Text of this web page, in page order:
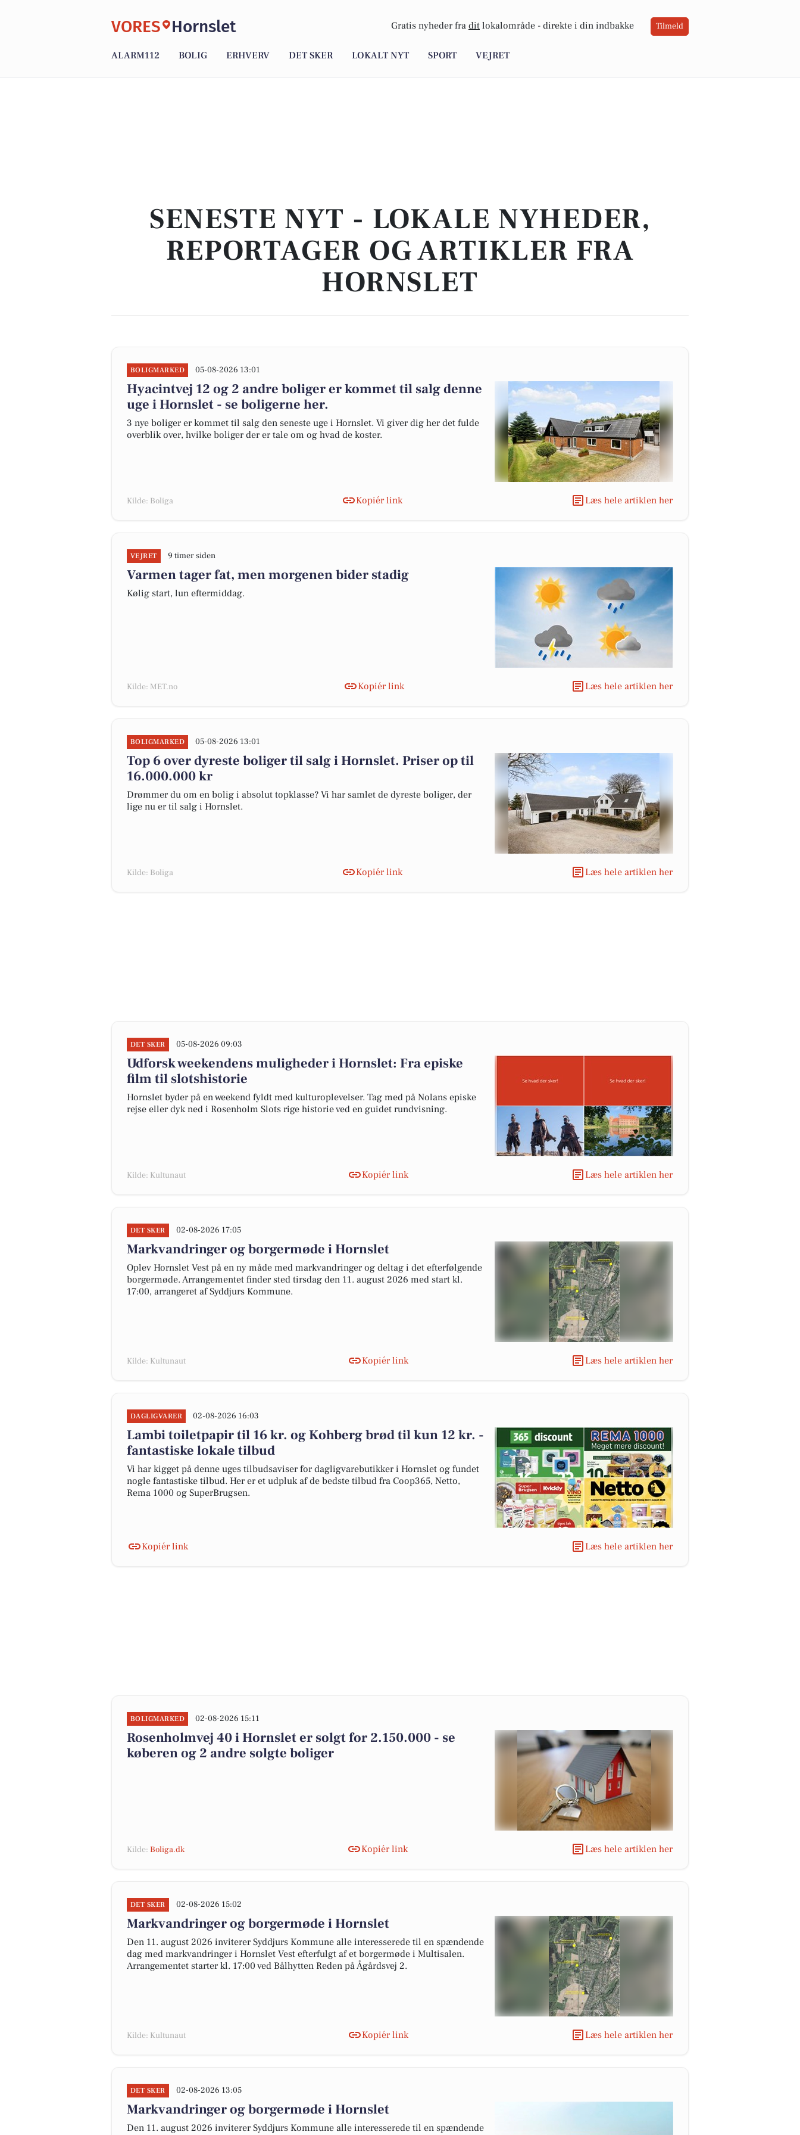
VORES Hornslet Gratis nyheder fra dit lokalområde - direkte i din indbakke Tilmeld
ALARM112 BOLIG ERHVERV DET SKER LOKALT NYT SPORT VEJRET
SENESTE NYT - LOKALE NYHEDER,
REPORTAGER OG ARTIKLER FRA
HORNSLET
BOLIGMARKED 05-08-2026 13:01
Hyacintvej 12 og 2 andre boliger er kommet til salg denne
uge i Hornslet - se boligerne her.
3 nye boliger er kommet til salg den seneste uge i Hornslet. Vi giver dig her det fulde
overblik over, hvilke boliger der er tale om og hvad de koster.
Kilde: Boliga Kopiér link Læs hele artiklen her
VEJRET 9 timer siden
Varmen tager fat, men morgenen bider stadig
Kølig start, lun eftermiddag.
Kilde: MET.no Kopiér link Læs hele artiklen her
BOLIGMARKED 05-08-2026 13:01
Top 6 over dyreste boliger til salg i Hornslet. Priser op til
16.000.000 kr
Drømmer du om en bolig i absolut topklasse? Vi har samlet de dyreste boliger, der
lige nu er til salg i Hornslet.
Kilde: Boliga Kopiér link Læs hele artiklen her
DET SKER 05-08-2026 09:03
Udforsk weekendens muligheder i Hornslet: Fra episke
film til slotshistorie
Hornslet byder på en weekend fyldt med kulturoplevelser. Tag med på Nolans episke
rejse eller dyk ned i Rosenholm Slots rige historie ved en guidet rundvisning.
Kilde: Kultunaut Kopiér link Læs hele artiklen her
DET SKER 02-08-2026 17:05
Markvandringer og borgermøde i Hornslet
Oplev Hornslet Vest på en ny måde med markvandringer og deltag i det efterfølgende
borgermøde. Arrangementet finder sted tirsdag den 11. august 2026 med start kl.
17:00, arrangeret af Syddjurs Kommune.
Kilde: Kultunaut Kopiér link Læs hele artiklen her
DAGLIGVARER 02-08-2026 16:03
Lambi toiletpapir til 16 kr. og Kohberg brød til kun 12 kr. -
fantastiske lokale tilbud
Vi har kigget på denne uges tilbudsaviser for dagligvarebutikker i Hornslet og fundet
nogle fantastiske tilbud. Her er et udpluk af de bedste tilbud fra Coop365, Netto,
Rema 1000 og SuperBrugsen.
Kopiér link Læs hele artiklen her
BOLIGMARKED 02-08-2026 15:11
Rosenholmvej 40 i Hornslet er solgt for 2.150.000 - se
køberen og 2 andre solgte boliger
Kilde: Boliga.dk Kopiér link Læs hele artiklen her
DET SKER 02-08-2026 15:02
Markvandringer og borgermøde i Hornslet
Den 11. august 2026 inviterer Syddjurs Kommune alle interesserede til en spændende
dag med markvandringer i Hornslet Vest efterfulgt af et borgermøde i Multisalen.
Arrangementet starter kl. 17:00 ved Bålhytten Reden på Ågårdsvej 2.
Kilde: Kultunaut Kopiér link Læs hele artiklen her
DET SKER 02-08-2026 13:05
Markvandringer og borgermøde i Hornslet
Den 11. august 2026 inviterer Syddjurs Kommune alle interesserede til en spændende